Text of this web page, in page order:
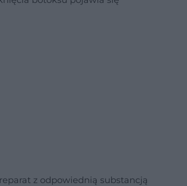
z odpowiednią substancją